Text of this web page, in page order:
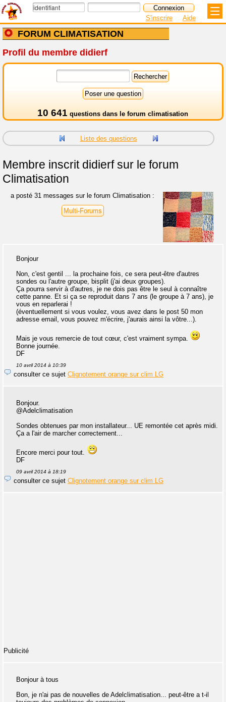
FORUM CLIMATISATION
S'inscrire Aide
Profil du membre didierf
10 641 questions dans le forum climatisation
Liste des questions
Membre inscritdidierf sur le forum
Climatisation
a posté 31 messages sur le forum Climatisation :
Multi-Forums
Bonjour
Non, c'est gentil ... la prochaine fois, ce sera peut-être d'autres
sondes ou l'autre groupe, bisplit (j'ai deux groupes).
Ça pourra servir à d'autres, je ne dois pas être le seul à connaître
cette panne. Et si ça se reproduit dans 7 ans (le groupe à 7 ans), je
vous en reparlerai !
(éventuellement si vous voulez, vous avez dans le post 50 mon
adresse email, vous pouvez m'écrire, j'aurais ainsi la vôtre...).
Mais je vous remercie de tout cœur, c'est vraiment sympa.
Bonne journée.
DF
10 avril 2014 à 10:39
consulter ce sujet Clignotement orange sur clim LG
Bonjour.
@Adelclimatisation
Sondes obtenues par mon installateur... UE remontée cet après midi.
Ça a l'air de marcher correctement...
Encore merci pour tout.
DF
09 avril 2014 à 18:19
consulter ce sujet Clignotement orange sur clim LG
Publicité
Bonjour à tous
Bon, je n'ai pas de nouvelles de Adelclimatisation... peut-être a t-il